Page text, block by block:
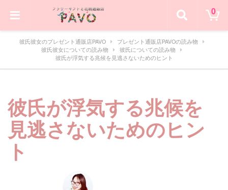
0
彼氏彼女のプレゼント通販店PAVO
プレゼント通販店PAVOの読み物
彼氏彼女についての読み物
彼氏についての読み物
彼氏が浮気する兆候を見逃さないためのヒント
彼氏が浮気する兆候を
見逃さないためのヒン
ト